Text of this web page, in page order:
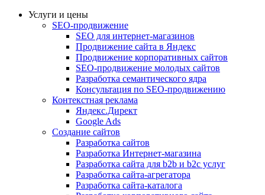
Услуги и цены
SEO-продвижение
SEO для интернет-магазинов
Продвижение сайта в Яндекс
Продвижение корпоративных сайтов
SEO-продвижение молодых сайтов
Разработка семантического ядра
Консультация по SEO-продвижению
Контекстная реклама
Яндекс.Директ
Google Ads
Создание сайтов
Разработка сайтов
Разработка Интернет-магазина
Разработка сайта для b2b и b2c услуг
Разработка сайта-агрегатора
Разработка сайта-каталога